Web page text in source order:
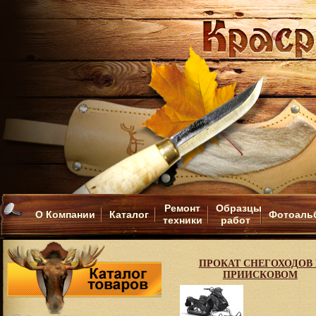
О Компании Каталог
Ремонт
техники
Образцы
работ
ПРОКАТ СНЕГОХОДОВ
ПРИИСКОВОМ